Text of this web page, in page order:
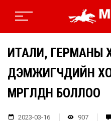
ИТАЛИ, ГЕРМАНЫ
ДЭМЖИГЧДИЙН
МӨРГӨЛДӨӨН БОЛЛОО
2023-03-16 907